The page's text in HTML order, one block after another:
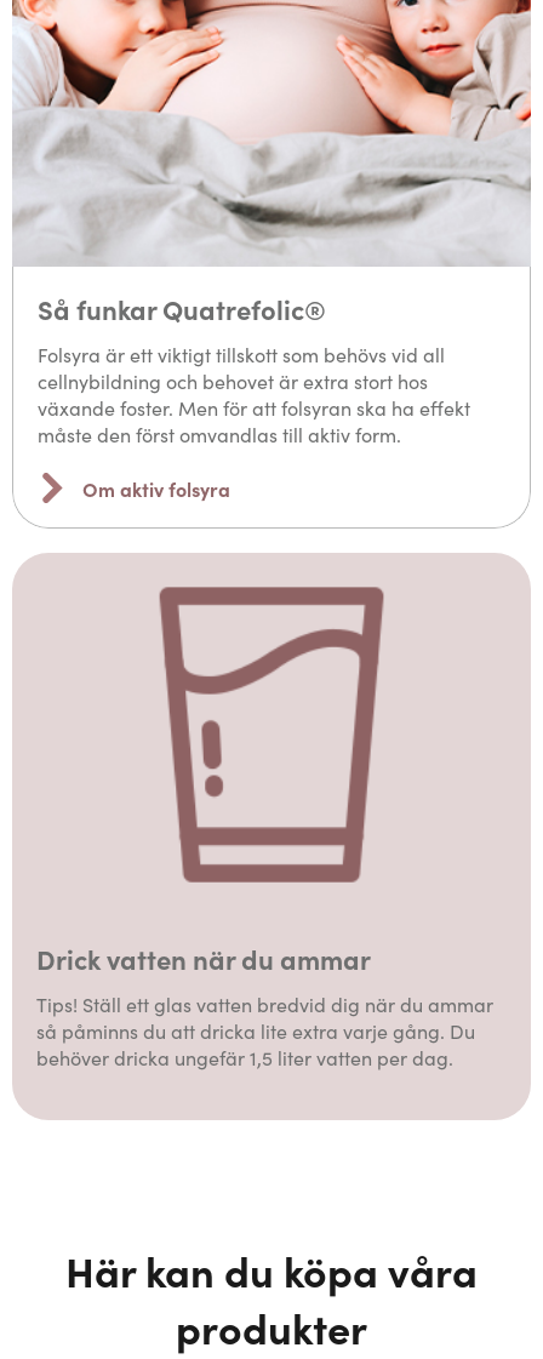
Så funkar Quatrefolic®
Folsyra är ett viktigt tillskott som behövs vid all
cellnybildning och behovet är extra stort hos
växande foster. Men för att folsyran ska ha effekt
måste den först omvandlas till aktiv form.
Om aktiv folsyra
Drick vatten när du ammar
Tips! Ställ ett glas vatten bredvid dig när du ammar
så påminns du att dricka lite extra varje gång. Du
behöver dricka ungefär 1,5 liter vatten per dag.
Här kan du köpa våra
produkter